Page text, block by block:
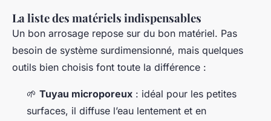
La liste des matériels indispensables
Un bon arrosage repose sur du bon matériel. Pas
besoin de système surdimensionné, mais quelques
outils bien choisis font toute la différence :
🌱 Tuyau microporeux : idéal pour les petites
surfaces, il diffuse l’eau lentement et en